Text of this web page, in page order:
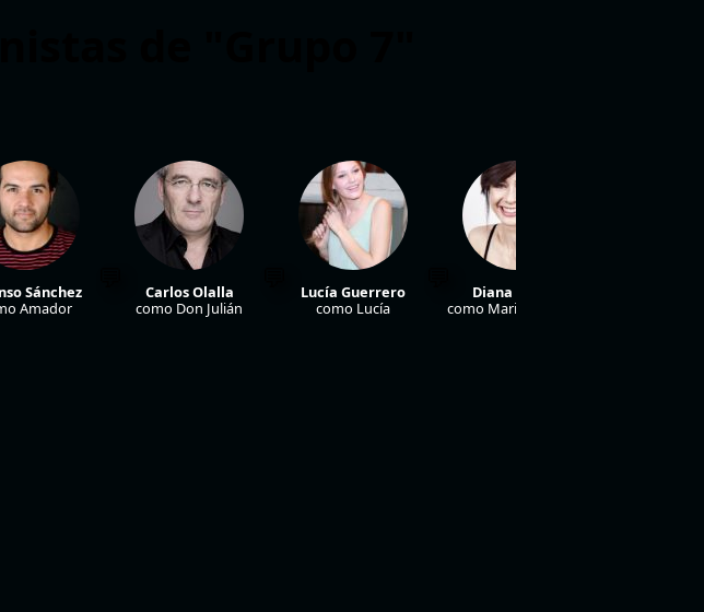
Sánchez
Amador
Carlos Olalla
como Don Julián
Lucía Guerrero
como Lucía
Diana Lázaro
como Marisa Morales